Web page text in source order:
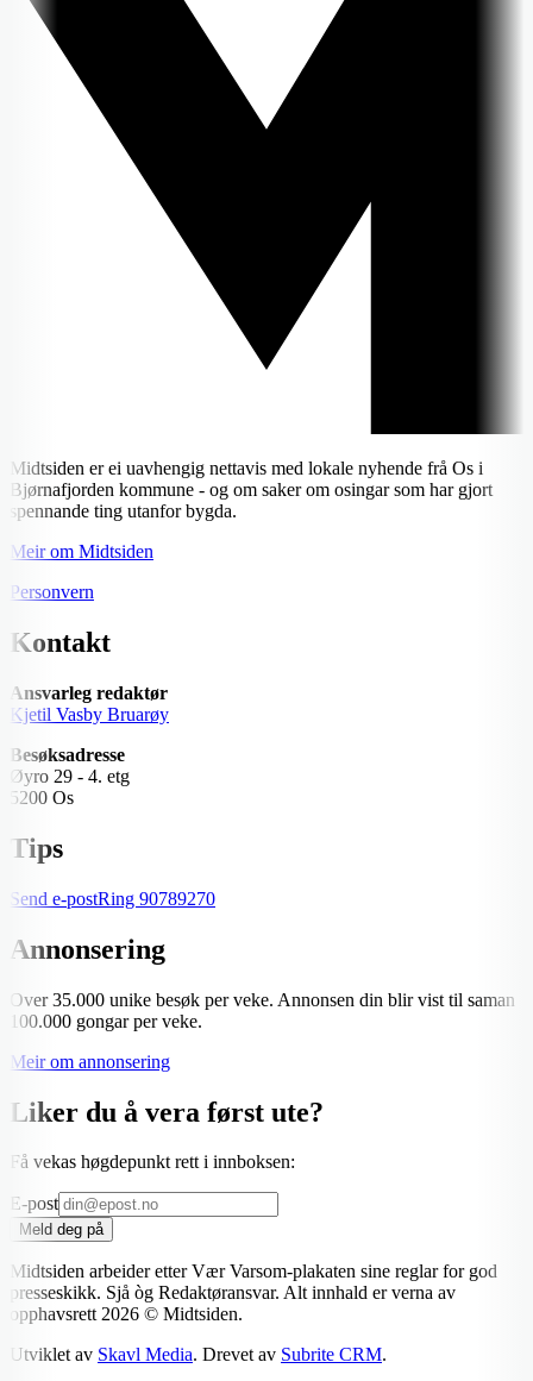
Midtsiden er ei uavhengig nettavis med lokale nyhende frå Os i
Bjørnafjorden kommune - og om saker om osingar som har gjort
spennande ting utanfor bygda.
Meir om Midtsiden
Personvern
Kontakt
Ansvarleg redaktør
Kjetil Vasby Bruarøy
Besøksadresse
Øyro 29 - 4. etg
5200 Os
Tips
Send e-postRing 90789270
Annonsering
Over 35.000 unike besøk per veke. Annonsen din blir vist til saman
100.000 gongar per veke.
Meir om annonsering
Liker du å vera først ute?
Få vekas høgdepunkt rett i innboksen:
E-post
Meld deg på
Midtsiden arbeider etter Vær Varsom-plakaten sine reglar for god
presseskikk. Sjå òg Redaktøransvar. Alt innhald er verna av
opphavsrett2026 © Midtsiden.
Utviklet av Skavl Media. Drevet av Subrite CRM.